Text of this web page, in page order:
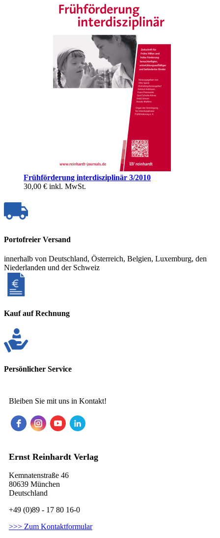
Frühförderung interdisziplinär 3/2010
30,00 € inkl. MwSt.
Portofreier Versand
innerhalb von Deutschland, Österreich, Belgien, Luxemburg, den
Niederlanden und der Schweiz
Kauf auf Rechnung
Persönlicher Service
Bleiben Sie mit uns in Kontakt!
Ernst Reinhardt Verlag
Kemnatenstraße 46
80639 München
Deutschland
+49 (0)89 - 17 80 16-0
>>> Zum Kontaktformular